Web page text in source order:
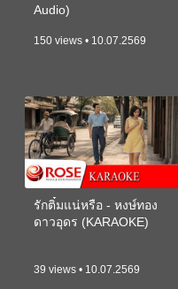
Audio)
150 views • 10.07.2569
รักติ๋มแน่หรือ - หงษ์ทอง
ดาวอุดร (KARAOKE)
39 views • 10.07.2569